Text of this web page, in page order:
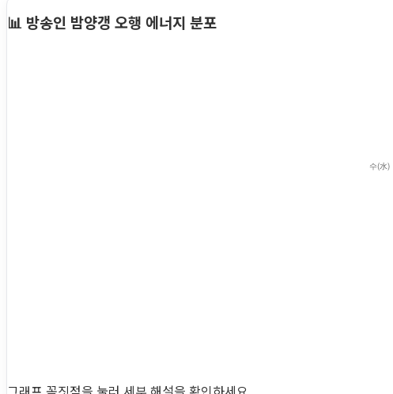
📊 방송인 밤양갱 오행 에너지 분포